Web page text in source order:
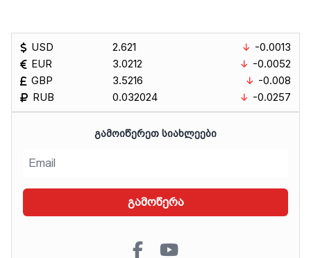
USD
EUR
GBP
RUB
2.621
3.0212
3.5216
0.032024
-0.0013
-0.0052
-0.008
-0.0257
ᲒᲐᲛᲝᲘᲬᲔᲠᲔᲗ ᲡᲘᲐᲮᲚᲔᲔᲑᲘ
გამოწერა